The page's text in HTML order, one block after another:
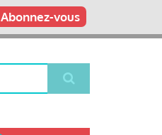
Abonnez-vous